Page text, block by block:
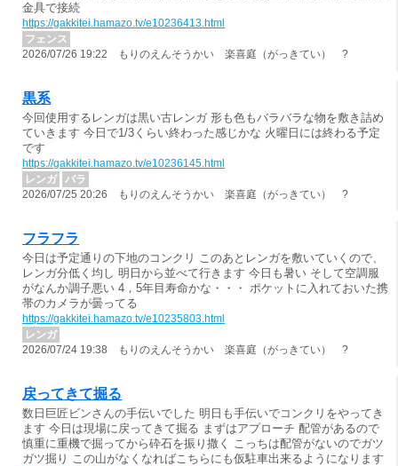
金具で接続
https://gakkitei.hamazo.tv/e10236413.html
フェンス
2026/07/26 19:22 もりのえんそうかい 楽喜庭（がっきてい） ?
黒系
今回使用するレンガは黒い古レンガ 形も色もバラバラな物を敷き詰め
ていきます 今日で1/3くらい終わった感じかな 火曜日には終わる予定
です
https://gakkitei.hamazo.tv/e10236145.html
レンガ
バラ
2026/07/25 20:26 もりのえんそうかい 楽喜庭（がっきてい） ?
フラフラ
今日は予定通りの下地のコンクリ このあとレンガを敷いていくので、
レンガ分低く均し 明日から並べて行きます 今日も暑い そして空調服
がなんか調子悪い 4，5年目寿命かな・・・ ポケットに入れておいた携
帯のカメラが曇ってる
https://gakkitei.hamazo.tv/e10235803.html
レンガ
2026/07/24 19:38 もりのえんそうかい 楽喜庭（がっきてい） ?
戻ってきて掘る
数日巨匠ビンさんの手伝いでした 明日も手伝いでコンクリをやってき
ます 今日は現場に戻ってきて掘る まずはアプローチ 配管があるので
慎重に重機で掘ってから砕石を振り撒く こっちは配管がないのでガツ
ガツ掘り この山がなくなればこちらにも仮駐車出来るようになります